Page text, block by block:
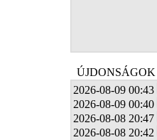
ÚJDONSÁGOK
2026-08-09 00:43
2026-08-09 00:40
2026-08-08 20:47
2026-08-08 20:42